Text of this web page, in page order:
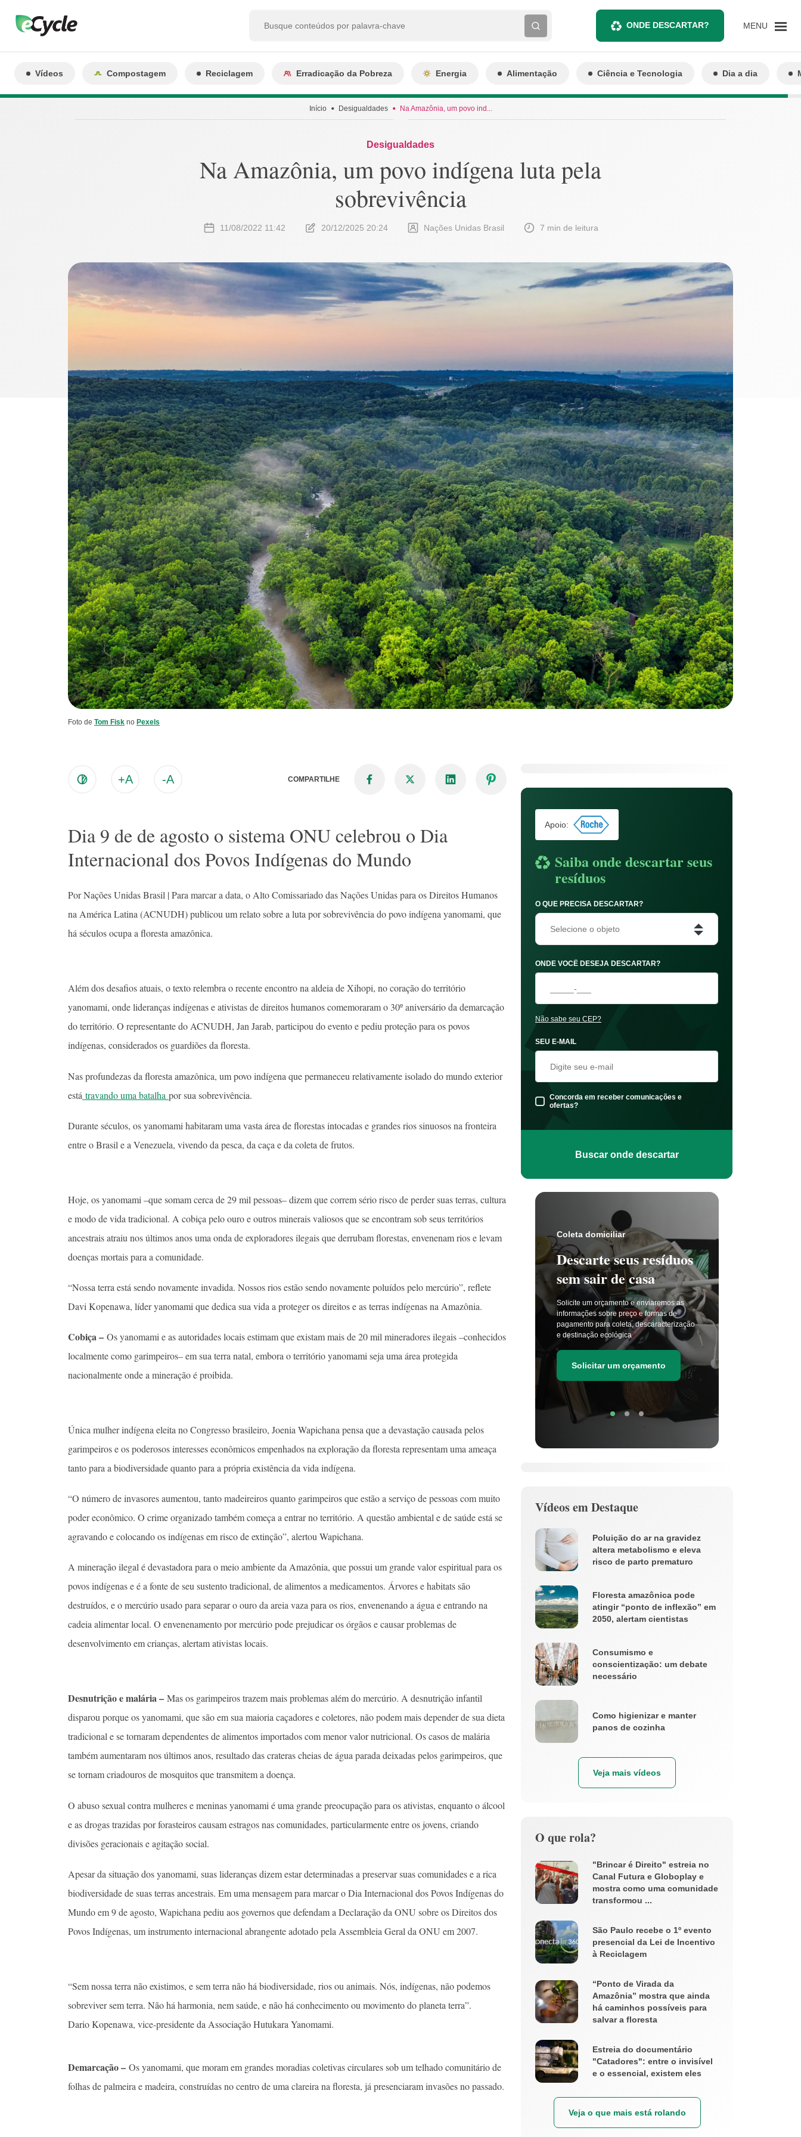
ONDE DESCARTAR? MENU
Vídeos Compostagem Reciclagem Erradicação da Pobreza Energia Alimentação Ciência e Tecnologia Dia a dia
Início Desigualdades Na Amazônia, um povo ind...
Desigualdades
Na Amazônia, um povo indígena luta pela
sobrevivência
11/08/2022 11:42 20/12/2025 20:24 Nações Unidas Brasil 7 min de leitura
Foto de Tom Fisk no Pexels
+A -A COMPARTILHE
Dia 9 de de agosto o sistema ONU celebrou o Dia
Internacional dos Povos Indígenas do Mundo
Por Nações Unidas Brasil | Para marcar a data, o Alto Comissariado das Nações Unidas para os Direitos Humanos
na América Latina (ACNUDH) publicou um relato sobre a luta por sobrevivência do povo indígena yanomami, que
há séculos ocupa a floresta amazônica.
Além dos desafios atuais, o texto relembra o recente encontro na aldeia de Xihopi, no coração do território
yanomami, onde lideranças indígenas e ativistas de direitos humanos comemoraram o 30º aniversário da demarcação
do território. O representante do ACNUDH, Jan Jarab, participou do evento e pediu proteção para os povos
indígenas, considerados os guardiões da floresta.
Nas profundezas da floresta amazônica, um povo indígena que permaneceu relativamente isolado do mundo exterior
está travando uma batalha por sua sobrevivência.
Durante séculos, os yanomami habitaram uma vasta área de florestas intocadas e grandes rios sinuosos na fronteira
entre o Brasil e a Venezuela, vivendo da pesca, da caça e da coleta de frutos.
Hoje, os yanomami –que somam cerca de 29 mil pessoas– dizem que correm sério risco de perder suas terras, cultura
e modo de vida tradicional. A cobiça pelo ouro e outros minerais valiosos que se encontram sob seus territórios
ancestrais atraiu nos últimos anos uma onda de exploradores ilegais que derrubam florestas, envenenam rios e levam
doenças mortais para a comunidade.
“Nossa terra está sendo novamente invadida. Nossos rios estão sendo novamente poluídos pelo mercúrio”, reflete
Davi Kopenawa, líder yanomami que dedica sua vida a proteger os direitos e as terras indígenas na Amazônia.
Cobiça – Os yanomami e as autoridades locais estimam que existam mais de 20 mil mineradores ilegais –conhecidos
localmente como garimpeiros– em sua terra natal, embora o território yanomami seja uma área protegida
nacionalmente onde a mineração é proibida.
Única mulher indígena eleita no Congresso brasileiro, Joenia Wapichana pensa que a devastação causada pelos
garimpeiros e os poderosos interesses econômicos empenhados na exploração da floresta representam uma ameaça
tanto para a biodiversidade quanto para a própria existência da vida indígena.
“O número de invasores aumentou, tanto madeireiros quanto garimpeiros que estão a serviço de pessoas com muito
poder econômico. O crime organizado também começa a entrar no território. A questão ambiental e de saúde está se
agravando e colocando os indígenas em risco de extinção”, alertou Wapichana.
A mineração ilegal é devastadora para o meio ambiente da Amazônia, que possui um grande valor espiritual para os
povos indígenas e é a fonte de seu sustento tradicional, de alimentos a medicamentos. Árvores e habitats são
destruídos, e o mercúrio usado para separar o ouro da areia vaza para os rios, envenenando a água e entrando na
cadeia alimentar local. O envenenamento por mercúrio pode prejudicar os órgãos e causar problemas de
desenvolvimento em crianças, alertam ativistas locais.
Desnutrição e malária – Mas os garimpeiros trazem mais problemas além do mercúrio. A desnutrição infantil
disparou porque os yanomami, que são em sua maioria caçadores e coletores, não podem mais depender de sua dieta
tradicional e se tornaram dependentes de alimentos importados com menor valor nutricional. Os casos de malária
também aumentaram nos últimos anos, resultado das crateras cheias de água parada deixadas pelos garimpeiros, que
se tornam criadouros de mosquitos que transmitem a doença.
O abuso sexual contra mulheres e meninas yanomami é uma grande preocupação para os ativistas, enquanto o álcool
e as drogas trazidas por forasteiros causam estragos nas comunidades, particularmente entre os jovens, criando
divisões geracionais e agitação social.
Apesar da situação dos yanomami, suas lideranças dizem estar determinadas a preservar suas comunidades e a rica
biodiversidade de suas terras ancestrais. Em uma mensagem para marcar o Dia Internacional dos Povos Indígenas do
Mundo em 9 de agosto, Wapichana pediu aos governos que defendam a Declaração da ONU sobre os Direitos dos
Povos Indígenas, um instrumento internacional abrangente adotado pela Assembleia Geral da ONU em 2007.
“Sem nossa terra não existimos, e sem terra não há biodiversidade, rios ou animais. Nós, indígenas, não podemos
sobreviver sem terra. Não há harmonia, nem saúde, e não há conhecimento ou movimento do planeta terra”.
Dario Kopenawa, vice-presidente da Associação Hutukara Yanomami.
Demarcação – Os yanomami, que moram em grandes moradias coletivas circulares sob um telhado comunitário de
folhas de palmeira e madeira, construídas no centro de uma clareira na floresta, já presenciaram invasões no passado.
Apoio:
Saiba onde descartar seus
resíduos
O QUE PRECISA DESCARTAR?
Selecione o objeto
ONDE VOCÊ DESEJA DESCARTAR?
Não sabe seu CEP?
SEU E-MAIL
Concorda em receber comunicações e
ofertas?
Buscar onde descartar
Coleta domiciliar
Descarte seus resíduos
sem sair de casa
Solicite um orçamento e enviaremos as
informações sobre preço e formas de
pagamento para coleta, descaracterização
e destinação ecológica
Solicitar um orçamento
Vídeos em Destaque
Poluição do ar na gravidez
altera metabolismo e eleva
risco de parto prematuro
Floresta amazônica pode
atingir “ponto de inflexão” em
2050, alertam cientistas
Consumismo e
conscientização: um debate
necessário
Como higienizar e manter
panos de cozinha
Veja mais vídeos
O que rola?
"Brincar é Direito" estreia no
Canal Futura e Globoplay e
mostra como uma comunidade
transformou ...
São Paulo recebe o 1º evento
presencial da Lei de Incentivo
à Reciclagem
“Ponto de Virada da
Amazônia” mostra que ainda
há caminhos possíveis para
salvar a floresta
Estreia do documentário
"Catadores": entre o invisível
e o essencial, existem eles
Veja o que mais está rolando